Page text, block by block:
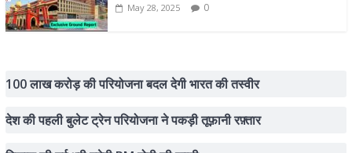
May 28, 2025 0
100 लाख करोड़ की परियोजना बदल देगी भारत की तस्वीर
देश की पहली बुलेट ट्रेन परियोजना ने पकड़ी तूफ़ानी रफ़्तार